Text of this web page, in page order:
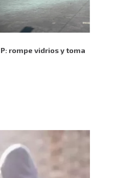
rompe vidrios y toma